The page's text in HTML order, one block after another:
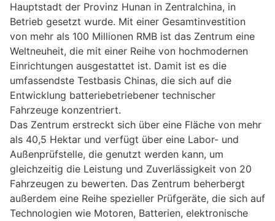
Hauptstadt der Provinz Hunan in Zentralchina, in
Betrieb gesetzt wurde. Mit einer Gesamtinvestition
von mehr als 100 Millionen RMB ist das Zentrum eine
Weltneuheit, die mit einer Reihe von hochmodernen
Einrichtungen ausgestattet ist. Damit ist es die
umfassendste Testbasis Chinas, die sich auf die
Entwicklung batteriebetriebener technischer
Fahrzeuge konzentriert.
Das Zentrum erstreckt sich über eine Fläche von mehr
als 40,5 Hektar und verfügt über eine Labor- und
Außenprüfstelle, die genutzt werden kann, um
gleichzeitig die Leistung und Zuverlässigkeit von 20
Fahrzeugen zu bewerten. Das Zentrum beherbergt
außerdem eine Reihe spezieller Prüfgeräte, die sich auf
Technologien wie Motoren, Batterien, elektronische